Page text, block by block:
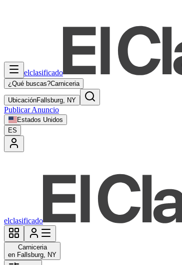
elclasificado
¿Qué buscas?Carniceria
UbicaciónFallsburg, NY
Publicar Anuncio
Estados Unidos
ES
elclasificado
Carniceria
en Fallsburg, NY